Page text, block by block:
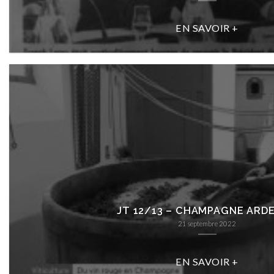
EN SAVOIR +
JT 12/13 – CHAMPAGNE
21 septembre 2022
EN SAVOIR +